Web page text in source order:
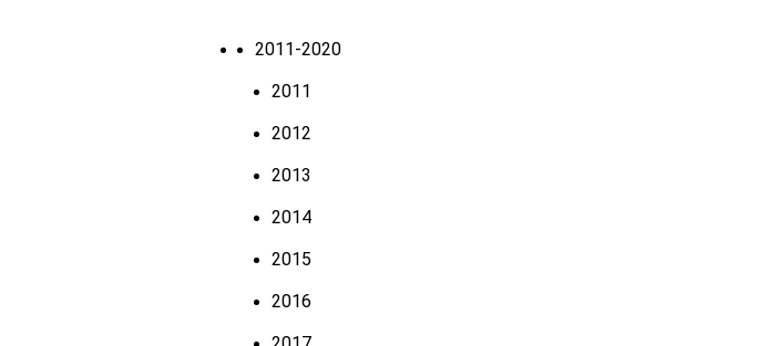
2011-2020
2011
2012
2013
2014
2015
2016